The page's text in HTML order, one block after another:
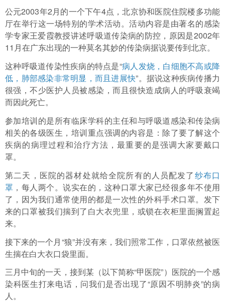
公元2003年2月的一个下午4点，北京协和医院住院楼多功能
厅在举行这一场特别的学术活动。活动内容是由著名的感染
学专家王爱霞教授讲述呼吸道传染病的防控，原因是2002年
11月在广东出现的一种莫名其妙的传染病据说要传到北京。
这种呼吸道传染性疾病的特点是“病人发烧，白细胞不高或降
低，肺部感染非常明显，而且进展快”。据说这种疾病传播力
很强，不少医护人员被感染，而且很快造成病人的呼吸衰竭
而因此死亡。
参加培训的是所有临床学科的主任和与呼吸道感染和传染病
相关的各级医生，培训重点强调的内容是：除了要了解这个
疾病的病理过程和治疗方法，最重要的是强调大家要戴口
罩。
第二天，医院的器材处就给全院所有的人员配发了纱布口
罩 ，每人两个。说实在的，这种口罩大家已经很多年不使用
了，因为我们通常使用的都是一次性的外科手术口罩。发下
来的口罩被我们揣到了白大衣兜里，或锁在衣柜里面搁置起
来。
接下来的一个月“狼”并没有来，我们照常工作，口罩依然被医
生揣在白大衣口袋里面。
三月中旬的一天，接到某（以下简称“甲医院”）医院的一个感
染科医生打来电话，问我们是否出现了“原因不明肺炎”的病
人。